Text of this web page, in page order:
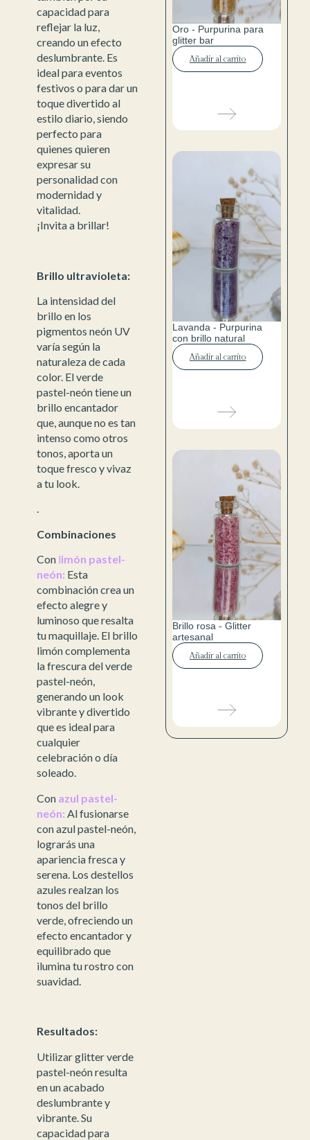
capacidad para
reflejar la luz,
creando un efecto
deslumbrante. Es
ideal para eventos
festivos o para dar un
toque divertido al
estilo diario, siendo
perfecto para
quienes quieren
expresar su
personalidad con
modernidad y
vitalidad.
¡Invita a brillar!
Brillo ultravioleta:
La intensidad del
brillo en los
pigmentos neón UV
varía según la
naturaleza de cada
color. El verde
pastel-neón tiene un
brillo encantador
que, aunque no es tan
intenso como otros
tonos, aporta un
toque fresco y vivaz
a tu look.
.
Combinaciones
Conlimón pastel-
neón: Esta
combinación crea un
efecto alegre y
luminoso que resalta
tu maquillaje. El brillo
limón complementa
la frescura del verde
pastel-neón,
generando un look
vibrante y divertido
que es ideal para
cualquier
celebración o día
soleado.
Con azul pastel-
neón: Al fusionarse
con azul pastel-neón,
lograrás una
apariencia fresca y
serena. Los destellos
azules realzan los
tonos del brillo
verde, ofreciendo un
efecto encantador y
equilibrado que
ilumina tu rostro con
suavidad.
Resultados:
Utilizar glitter verde
pastel-neón resulta
en un acabado
deslumbrante y
vibrante. Su
capacidad para
Oro - Purpurina para
glitter bar
Añadir al carrito
Lavanda - Purpurina
con brillo natural
Añadir al carrito
Brillo rosa - Glitter
artesanal
Añadir al carrito